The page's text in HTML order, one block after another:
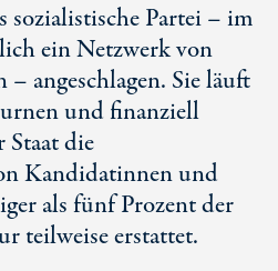
sozialistische Partei – im
ein Netzwerk von
angeschlagen. Sie läuft
und finanziell
Staat die
Kandidatinnen und
als fünf Prozent der
teilweise erstattet.